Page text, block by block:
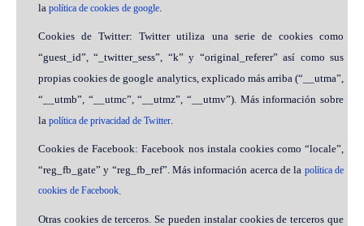
la política de cookies de google
Cookies de Twitter: Twitter utiliza una serie de cookies como
“guest_id”, “_twitter_sess”, “k” y “original_referer” así como sus
propias cookies de google analytics, explicado más arriba (“__utma”,
“__utmb”, “__utmc”, “__utmz”, “__utmv”). Más información sobre
la política de privacidad de Twitter
Cookies de Facebook: Facebook nos instala cookies como “locale”,
“reg_fb_gate” y “reg_fb_ref”. Más información acerca de la política de
cookies de Facebook
Otras cookies de terceros. Se pueden instalar cookies de terceros que